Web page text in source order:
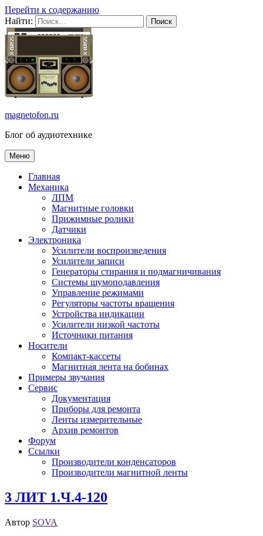
Перейти к содержанию
Найти:
magnetofon.ru
Блог об аудиотехнике
Меню
Главная
Механика
ЛПМ
Магнитные головки
Прижимные ролики
Датчики
Электроника
Усилители воспроизведения
Усилители записи
Генераторы стирания и подмагничивания
Системы шумоподавления
Управление режимами
Регуляторы частоты вращения
Устройства индикации
Усилители низкой частоты
Источники питания
Носители
Компакт-кассеты
Магнитная лента на бобинах
Примеры звучания
Сервис
Документация
Приборы для ремонта
Ленты измерительные
Архив ремонтов
Форум
Ссылки
Производители конденсаторов
Производители магнитной ленты
3 ЛИТ 1.Ч.4-120
Автор SOVA